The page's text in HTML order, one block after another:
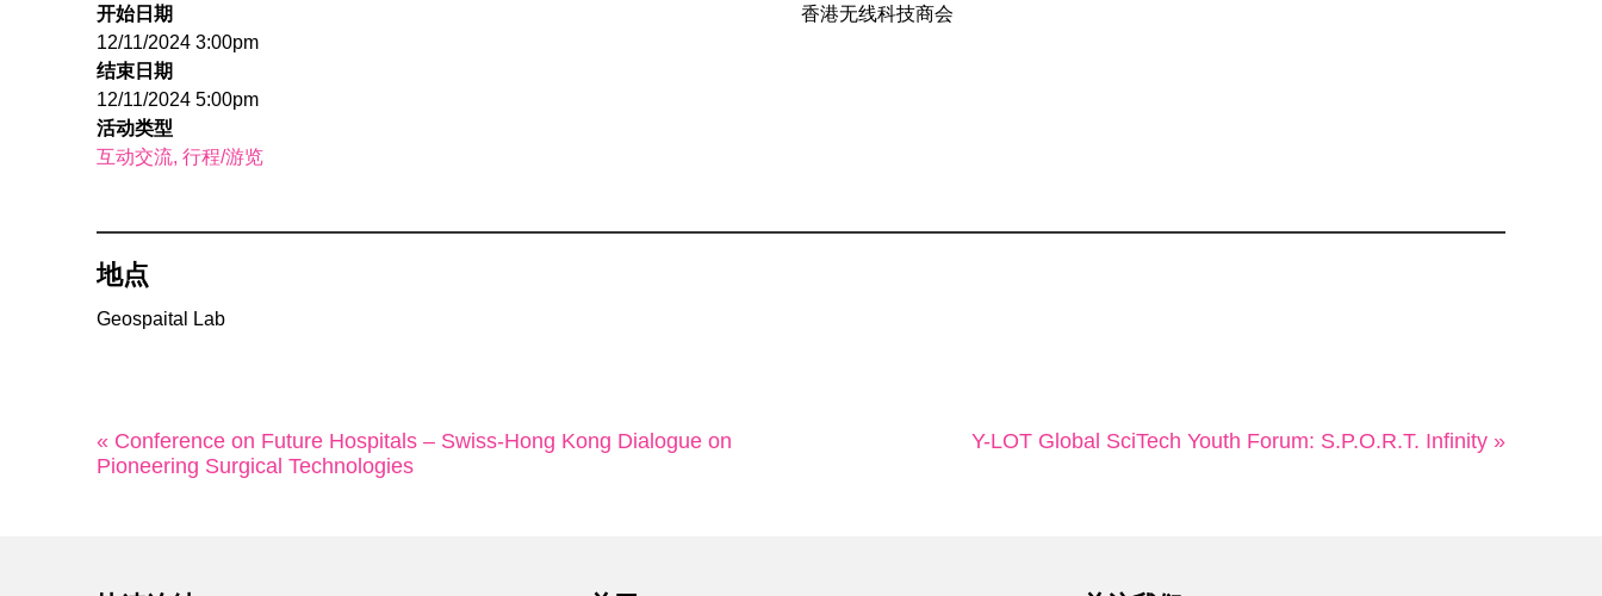
开始日期
12/11/2024 3:00pm
结束日期
12/11/2024 5:00pm
活动类型
互动交流 行程/游览
香港无线科技商会
地点
Geospaital Lab
« Conference on Future Hospitals – Swiss-Hong Kong Dialogue on
Pioneering Surgical Technologies
Y-LOT Global SciTech Youth Forum: S.P.O.R.T. Infinity »